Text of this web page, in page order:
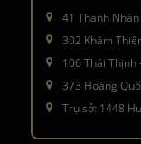
41 Thanh
302 Khâm
106 Thái
373 Hoàng
Trụ sở: 1448